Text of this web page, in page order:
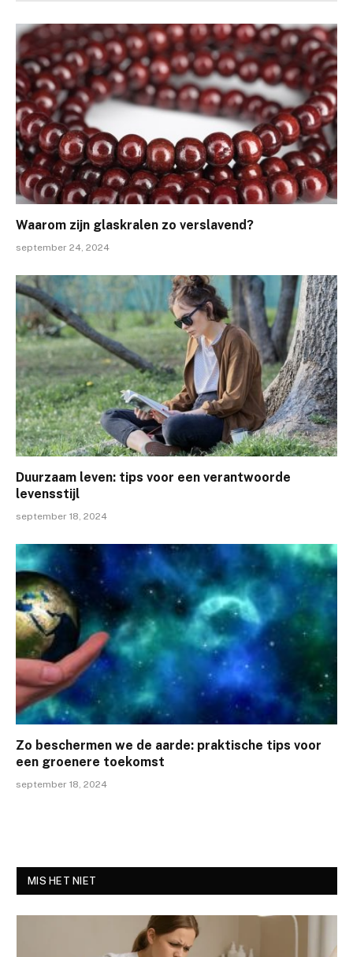
Waarom zijn glaskralen zo verslavend?
september 24, 2024
Duurzaam leven: tips voor een verantwoorde
levensstijl
september 18, 2024
Zo beschermen we de aarde: praktische tips voor
een groenere toekomst
september 18, 2024
MIS HET NIET